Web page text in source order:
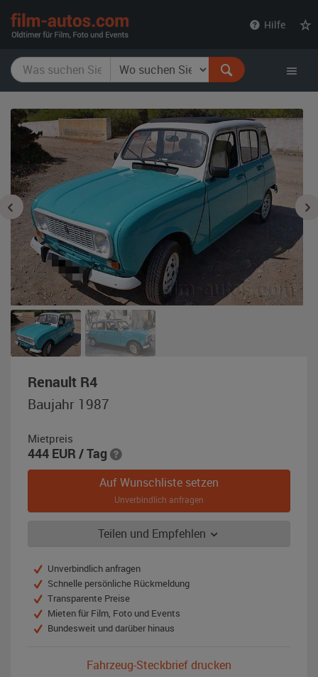
Hilfe
Renault R4,
Baujahr
1987,
/
weiß
Baujahr 1987
Mietpreis
444 EUR / Tag
Auf Wunschliste setzen
Unverbindlich anfragen
Teilen und Empfehlen
Unverbindlich anfragen
Schnelle persönliche Rückmeldung
Transparente Preise
Mieten für Film, Foto und Events
Bundesweit und darüber hinaus
Fahrzeug-Steckbrief drucken